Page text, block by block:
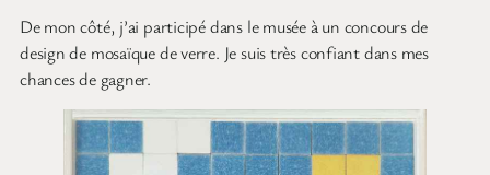
De mon côté, j’ai participé dans le musée à un concours de
design de mosaïque de verre. Je suis très confiant dans mes
chances de gagner.